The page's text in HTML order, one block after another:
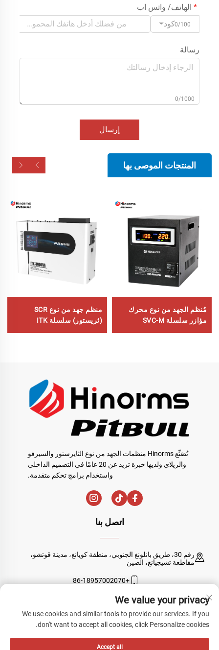
الهاتف/ واتس اب
كود0/100
رسالة
0/1000
إرسال
المنتجات الموصى بها
مُنظم الجهد من نوع محرك
مؤازر سلسلة SVC-M
منظم جهد من نوع SCR
(ثريستور) سلسلة ITK
تُصَنِّع Hinorms منظمات الجهد من نوع الثايرستور والسيرفو
والريلاي ولديها خبرة تزيد عن 20 عامًا في التصميم الداخلي
واستخدام برامج تحكم متقدمة.
اتصل بنا
رقم 30، طريق بانلونغ الجنوبي، منطقة كويانغ، مدينة قوتشو،
مقاطعة تشيجيانغ، الصين
+86-18957002070
[email protected]
حقوق النشر © شركة Quzhou Sanyuan Huineng Electronic المحدودة. جميع
We value your privacy
We use cookies and similar tools to provide our services. If you
don't want to accept all cookies, click Personalize cookies.
Accept all